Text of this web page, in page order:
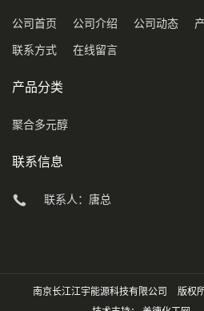
公司首页 公司介绍 公司动态
联系方式 在线留言
产品分类
聚合多元醇
联系信息
联系人：唐总
南京长江江宇能源科技有限公司 版权